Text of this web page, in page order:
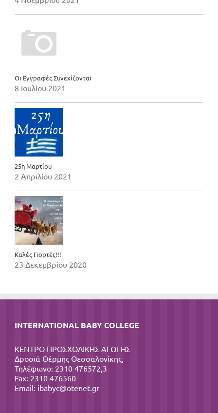
Οι Εγγραφές Συνεχίζονται
8 Ιουλίου 2021
25η Μαρτίου
2 Απριλίου 2021
Καλές Γιορτές!!!
23 Δεκεμβρίου 2020
INTERNATIONAL BABY COLLEGE
ΚΕΝΤΡΟ ΠΡΟΣΧΟΛΙΚΗΣ ΑΓΩΓΗΣ
Δροσιά Θέρμης Θεσσαλονίκης,
Τηλέφωνο: 2310 476572,3
Fax: 2310 476560
Email: ibabyc@otenet.gr